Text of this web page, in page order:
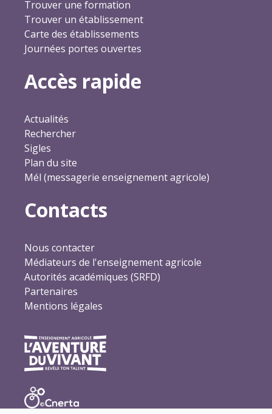
Trouver une formation
Trouver un établissement
Carte des établissements
Journées portes ouvertes
Accès rapide
Actualités
Rechercher
Sigles
Plan du site
Mél (messagerie enseignement agricole)
Contacts
Nous contacter
Médiateurs de l'enseignement agricole
Autorités académiques (SRFD)
Partenaires
Mentions légales